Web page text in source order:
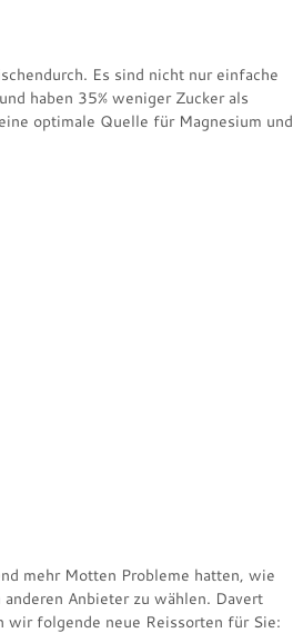
Es sind nicht nur einfache
haben 35% weniger Zucker als
optimale Quelle für Magnesium und
mehr Motten Probleme hatten, wie
Anbieter zu wählen. Davert
wir folgende neue Reissorten für Sie: